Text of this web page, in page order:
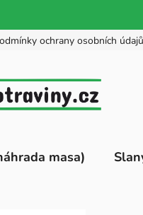
ochrany osobních údajů
masa)